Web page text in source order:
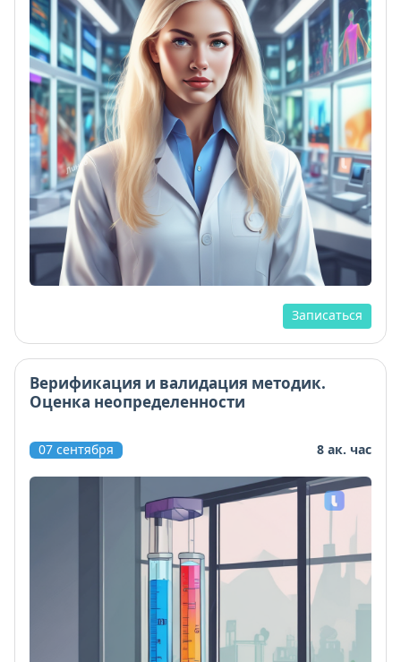
Записаться
Верификация и валидация методик.
Оценка неопределенности
07 сентября 8 ак. час